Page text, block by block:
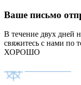
Ваше письмо
В течение двух дней
свяжитесь с нами по
ХОРОШО